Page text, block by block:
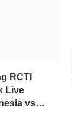
RCTI
Live
vs